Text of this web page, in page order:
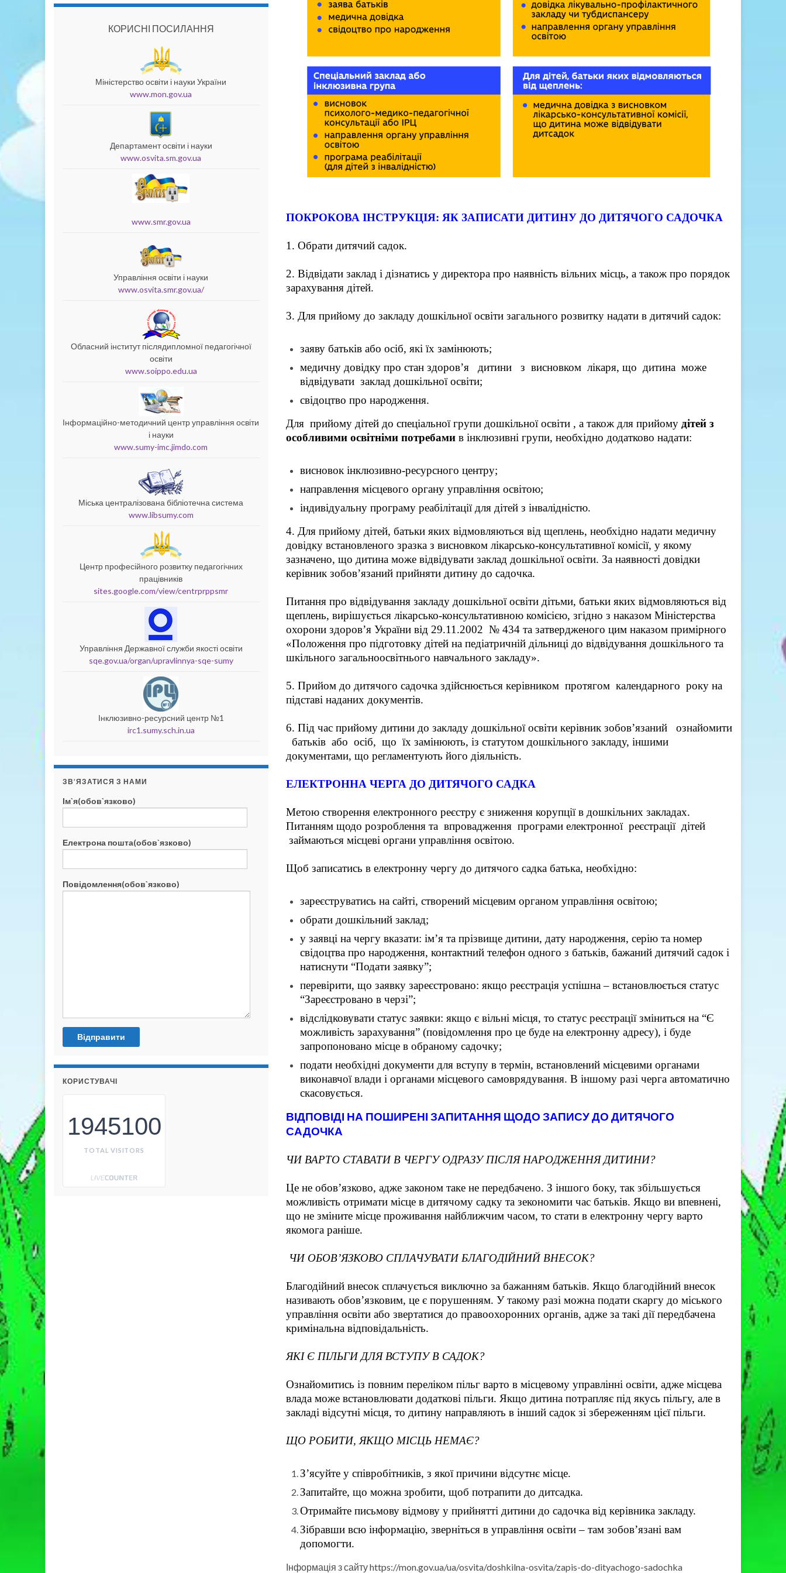
ПОКРОКОВА ІНСТРУКЦІЯ: ЯК ЗАПИСАТИ ДИТИНУ ДО ДИТЯЧОГО САДОЧКА
1. Обрати дитячий садок.
2. Відвідати заклад і дізнатись у директора про наявність вільних місць, а також про порядок
зарахування дітей.
3. Для прийому до закладу дошкільної освіти загального розвитку надати в дитячий садок:
заяву батьків або осіб, які їх замінюють;
медичну довідку про стан здоров’я дитини з висновком лікаря, що дитина може
відвідувати заклад дошкільної освіти;
свідоцтво про народження.
Для прийому дітей до спеціальної групи дошкільної освіти , а також для прийому дітей з
особливими освітніми потребамив інклюзивні групи, необхідно додатково надати:
висновок інклюзивно-ресурсного центру;
направлення місцевого органу управління освітою;
індивідуальну програму реабілітації для дітей з інвалідністю.
4. Для прийому дітей, батьки яких відмовляються від щеплень, необхідно надати медичну
довідку встановленого зразка з висновком лікарсько-консультативної комісії, у якому
зазначено, що дитина може відвідувати заклад дошкільної освіти. За наявності довідки
керівник зобов’язаний прийняти дитину до садочка.
Питання про відвідування закладу дошкільної освіти дітьми, батьки яких відмовляються від
щеплень, вирішується лікарсько-консультативною комісією, згідно з наказом Міністерства
охорони здоров’я України від 29.11.2002 № 434 та затвердженого цим наказом примірного
«Положення про підготовку дітей на педіатричній дільниці до відвідування дошкільного та
шкільного загальноосвітнього навчального закладу».
5. Прийом до дитячого садочка здійснюється керівником протягом календарного року на
підставі наданих документів.
6. Під час прийому дитини до закладу дошкільної освіти керівник зобов’язаний ознайомити
батьків або осіб, що їх замінюють, із статутом дошкільного закладу, іншими
документами, що регламентують його діяльність.
ЕЛЕКТРОННА ЧЕРГА ДО ДИТЯЧОГО САДКА
Метою створення електронного реєстру є зниження корупції в дошкільних закладах.
Питанням щодо розроблення та впровадження програми електронної реєстрації дітей
займаються місцеві органи управління освітою.
Щоб записатись в електронну чергу до дитячого садка батька, необхідно:
зареєструватись на сайті, створений місцевим органом управління освітою;
обрати дошкільний заклад;
у заявці на чергу вказати: ім’я та прізвище дитини, дату народження, серію та номер
свідоцтва про народження, контактний телефон одного з батьків, бажаний дитячий садок і
натиснути “Подати заявку”;
перевірити, що заявку зареєстровано: якщо реєстрація успішна – встановлюється статус
“Зареєстровано в черзі”;
відслідковувати статус заявки: якщо є вільні місця, то статус реєстрації зміниться на “Є
можливість зарахування” (повідомлення про це буде на електронну адресу), і буде
запропоновано місце в обраному садочку;
подати необхідні документи для вступу в термін, встановлений місцевими органами
виконавчої влади і органами місцевого самоврядування. В іншому разі черга автоматично
скасовується.
ВІДПОВІДІ НА ПОШИРЕНІ ЗАПИТАННЯ ЩОДО ЗАПИСУ ДО ДИТЯЧОГО
САДОЧКА
ЧИ ВАРТО СТАВАТИ В ЧЕРГУ ОДРАЗУ ПІСЛЯ НАРОДЖЕННЯ ДИТИНИ?
Це не обов’язково, адже законом таке не передбачено. З іншого боку, так збільшується
можливість отримати місце в дитячому садку та зекономити час батьків. Якщо ви впевнені,
що не зміните місце проживання найближчим часом, то стати в електронну чергу варто
якомога раніше.
ЧИ ОБОВ’ЯЗКОВО СПЛАЧУВАТИ БЛАГОДІЙНИЙ ВНЕСОК?
Благодійний внесок сплачується виключно за бажанням батьків. Якщо благодійний внесок
називають обов’язковим, це є порушенням. У такому разі можна подати скаргу до міського
управління освіти або звертатися до правоохоронних органів, адже за такі дії передбачена
кримінальна відповідальність.
ЯКІ Є ПІЛЬГИ ДЛЯ ВСТУПУ В САДОК?
Ознайомитись із повним переліком пільг варто в місцевому управлінні освіти, адже місцева
влада може встановлювати додаткові пільги. Якщо дитина потрапляє під якусь пільгу, але в
закладі відсутні місця, то дитину направляють в інший садок зі збереженням цієї пільги.
ЩО РОБИТИ, ЯКЩО МІСЦЬ НЕМАЄ?
З’ясуйте у співробітників, з якої причини відсутнє місце.
Запитайте, що можна зробити, щоб потрапити до дитсадка.
Отримайте письмову відмову у прийнятті дитини до садочка від керівника закладу.
Зібравши всю інформацію, зверніться в управління освіти – там зобов’язані вам
допомогти.
Інформація з сайту https://mon.gov.ua/ua/osvita/doshkilna-osvita/zapis-do-dityachogo-sadochka
КОРИСНІ ПОСИЛАННЯ
Міністерство освіти і науки України
www.mon.gov.ua
Департамент освіти і науки
www.osvita.sm.gov.ua
www.smr.gov.ua
Управління освіти і науки
www.osvita.smr.gov.ua/
Обласний інститут післядипломної педагогічної
освіти
www.soippo.edu.ua
Інформаційно-методичний центр управління освіти
і науки
www.sumy-imc.jimdo.com
Міська централізована бібліотечна система
www.libsumy.com
Центр професійного розвитку педагогічних
працівників
sites.google.com/view/centrprppsmr
Управління Державної служби якості освіти
sqe.gov.ua/organ/upravlinnya-sqe-sumy
Інклюзивно-ресурсний центр №1
irc1.sumy.sch.in.ua
ЗВ’ЯЗАТИСЯ З НАМИ
Ім`я(обов`язково)
Електрона пошта(обов`язково)
Повідомлення(обов`язково)
КОРИСТУВАЧІ
1945100
TOTAL VISITORS